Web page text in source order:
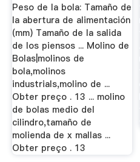
Peso de la bola: Tamaño de
la abertura de alimentación
(mm) Tamaño de la salida
de los piensos ... Molino de
Bolas|molinos de
bola,molinos
industrials,molino de ...
Obter preço . 13 ... molino
de bolas medio del
cilindro,tamaño de
molienda de x mallas ...
Obter preço . 13